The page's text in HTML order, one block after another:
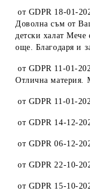
от GDPR 18-01-
Доволна съм от
детски халат Мече
още. Благодаря и
от GDPR 11-01-
Отлична материя.
от GDPR 11-01-
от GDPR 14-12-
от GDPR 06-12-
от GDPR 22-10-
от GDPR 15-10-